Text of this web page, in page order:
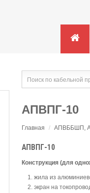
АПВПГ-10
Главная / АПВББШП,
АПВПГ-10
Конструкция (для
жила из
экран на